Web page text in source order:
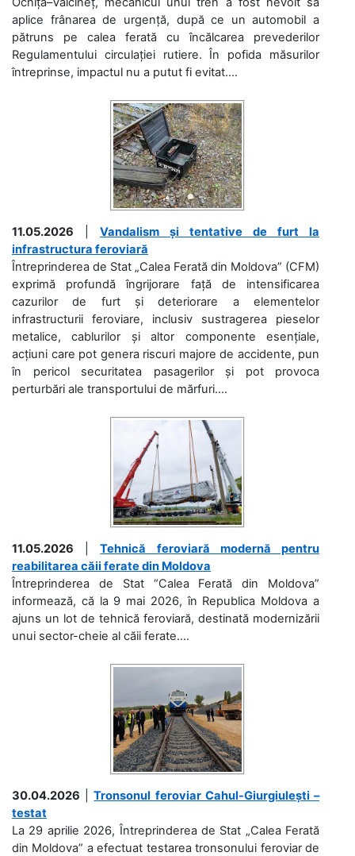
aplice frânarea de urgență, după ce un automobil a
pătruns pe calea ferată cu încălcarea prevederilor
Regulamentului circulației rutiere. În pofida măsurilor
întreprinse, impactul nu a putut fi evitat....
11.05.2026
Vandalism și tentative de furt la
infrastructura feroviară
Întreprinderea de Stat „Calea Ferată din Moldova” (CFM)
exprimă profundă îngrijorare față de intensificarea
cazurilor de furt și deteriorare a elementelor
infrastructurii feroviare, inclusiv sustragerea pieselor
metalice, cablurilor și altor componente esențiale,
acțiuni care pot genera riscuri majore de accidente, pun
în pericol securitatea pasagerilor și pot provoca
perturbări ale transportului de mărfuri....
11.05.2026 |Tehnică feroviară modernă pentru
reabilitarea căii ferate din Moldova
Întreprinderea de Stat “Calea Ferată din Moldova”
informează, că la 9 mai 2026, în Republica Moldova a
ajuns un lot de tehnică feroviară, destinată modernizării
unui sector-cheie al căii ferate....
30.04.2026 |Tronsonul feroviar Cahul-Giurgiulești –
testat
La 29 aprilie 2026, Întreprinderea de Stat „Calea Ferată
din Moldova” a efectuat testarea tronsonului feroviar de